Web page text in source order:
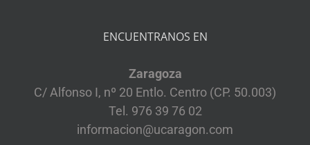
ENCUENTRANOS EN
Zaragoza
C/ Alfonso I, nº 20 Entlo. Centro (CP. 50.003)
Tel. 976 39 76 02
informacion@ucaragon.com